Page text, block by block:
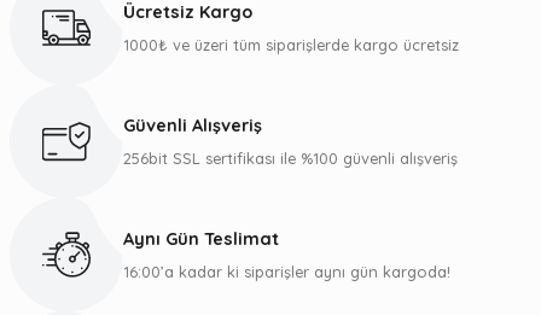
Ücretsiz Kargo
1000₺ ve üzeri tüm siparişlerde kargo ücretsiz
Güvenli Alışveriş
256bit SSL sertifikası ile %100 güvenli alışveriş
Aynı Gün Teslimat
16:00’a kadar ki siparişler aynı gün kargoda!